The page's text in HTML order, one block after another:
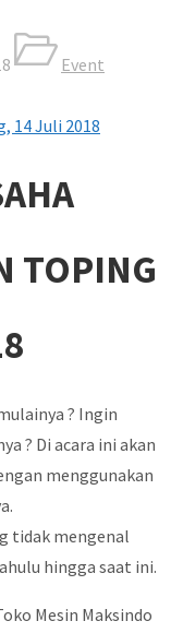
Event
TOPING
? Ingin
? Di acara ini akan
menggunakan
tidak mengenal
hingga saat ini.
Mesin Maksindo